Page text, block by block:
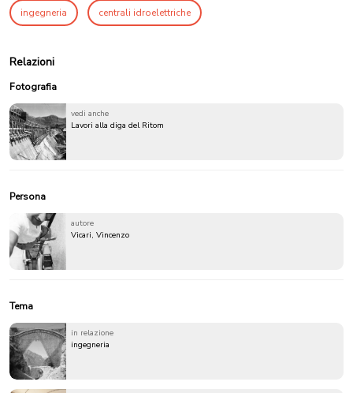
ingegneria centrali idroelettriche
Relazioni
Fotografia
vedi anche
Lavori alla diga del Ritom
Persona
autore
Vicari, Vincenzo
Tema
in relazione
ingegneria